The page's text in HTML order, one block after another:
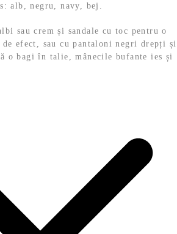
alb, negru, navy, bej.
sau crem și sandale cu toc pentru o
efect, sau cu pantaloni negri drepți și
o bagi în talie, mânecile bufante ies și